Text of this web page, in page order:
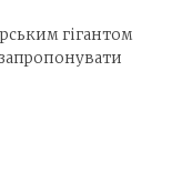
гігантом